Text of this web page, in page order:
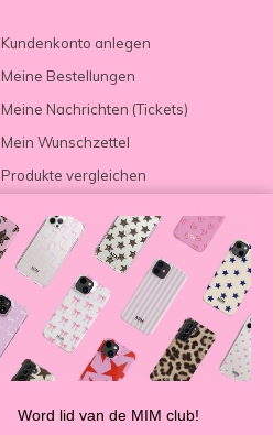
Kundenkonto anlegen
Meine Bestellungen
Meine Nachrichten (Tickets)
Mein Wunschzettel
Produkte vergleichen
Word lid van de MIM club!